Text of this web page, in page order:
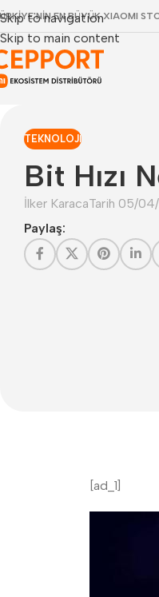
Skip to navigation
Skip to main content
EN BÜYÜK XIAOMI
TEKNOLOJI
Bit Hızı
İlker KaracaTarih 05/
Paylaş:
[ad_1]